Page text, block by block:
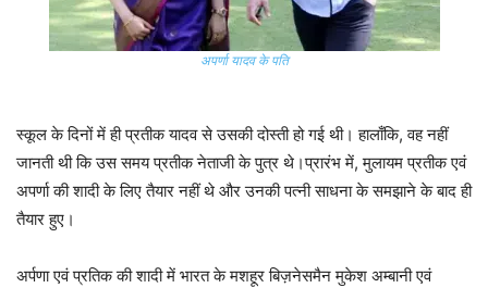
अपर्णा यादव के पति
स्कूल के दिनों में ही प्रतीक यादव से उसकी दोस्ती हो गई थी। हालाँकि, वह नहीं
जानती थी कि उस समय प्रतीक नेताजी के पुत्र थे।प्रारंभ में, मुलायम प्रतीक एवं
अपर्णा की शादी के लिए तैयार नहीं थे और उनकी पत्नी साधना के समझाने के बाद ही
तैयार हुए।
अर्पणा एवं प्रतिक की शादी में भारत के मशहूर बिज़नेसमैन मुकेश अम्बानी एवं